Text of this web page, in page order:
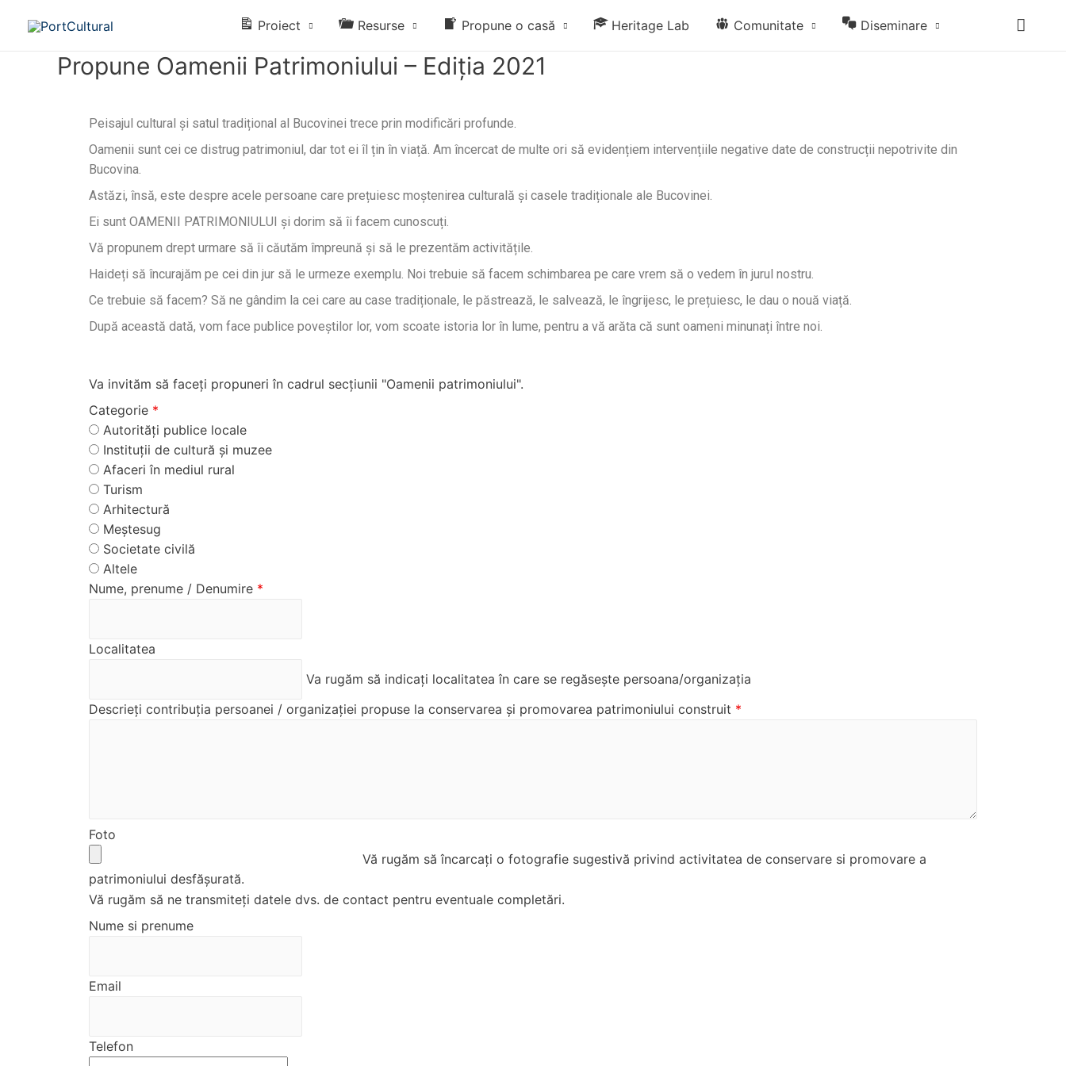
Proiect Resurse Propune o casă Heritage Lab Comunitate Diseminare
Propune Oamenii Patrimoniului – Ediția 2021
Peisajul cultural și satul tradițional al Bucovinei trece prin modificări profunde.
Oamenii sunt cei ce distrug patrimoniul, dar tot ei îl țin în viață. Am încercat de multe ori să evidențiem intervențiile negative date de construcții nepotrivite din
Bucovina.
Astăzi, însă, este despre acele persoane care prețuiesc moștenirea culturală și casele tradiționale ale Bucovinei.
Ei sunt OAMENII PATRIMONIULUI și dorim să îi facem cunoscuți.
Vă propunem drept urmare să îi căutăm împreună și să le prezentăm activitățile.
Haideți să încurajăm pe cei din jur să le urmeze exemplu. Noi trebuie să facem schimbarea pe care vrem să o vedem în jurul nostru.
Ce trebuie să facem? Să ne gândim la cei care au case tradiționale, le păstrează, le salvează, le îngrijesc, le prețuiesc, le dau o nouă viață.
După această dată, vom face publice poveștilor lor, vom scoate istoria lor în lume, pentru a vă arăta că sunt oameni minunați între noi.
Va invităm să faceți propuneri în cadrul secțiunii "Oamenii patrimoniului".
Categorie *
Autorități publice locale
Instituții de cultură și muzee
Afaceri în mediul rural
Turism
Arhitectură
Meștesug
Societate civilă
Altele
Nume, prenume / Denumire *
Localitatea
Va rugăm să indicați localitatea în care se regăsește persoana/organizația
Descrieți contribuția persoanei / organizației propuse la conservarea și promovarea patrimoniului construit *
Foto
Vă rugăm să încarcați o fotografie sugestivă privind activitatea de conservare si promovare a
patrimoniului desfășurată.
Vă rugăm să ne transmiteți datele dvs. de contact pentru eventuale completări.
Nume si prenume
Email
Telefon